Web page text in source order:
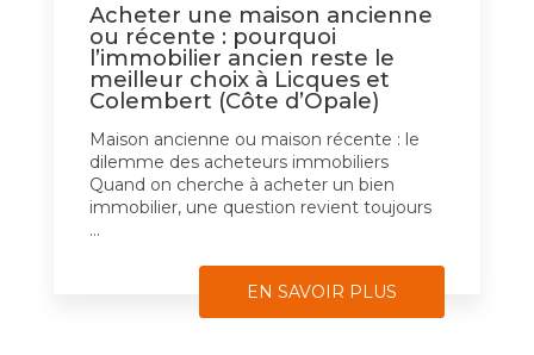
Acheter une maison ancienne
ou récente : pourquoi
l’immobilier ancien reste le
meilleur choix à Licques et
Colembert (Côte d’Opale)
Maison ancienne ou maison récente : le
dilemme des acheteurs immobiliers
Quand on cherche à acheter un bien
immobilier, une question revient toujours
...
EN SAVOIR PLUS